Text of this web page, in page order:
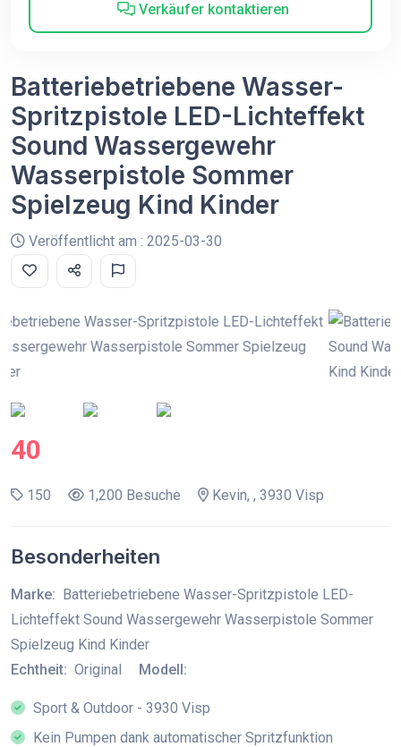
Verkäufer kontaktieren
Batteriebetriebene Wasser-
Spritzpistole LED-Lichteffekt
Sound Wassergewehr
Wasserpistole Sommer
Spielzeug Kind Kinder
Veröffentlicht am : 2025-03-30
40
150 1,200 Besuche Kevin, , 3930 Visp
Besonderheiten
Marke: Batteriebetriebene Wasser-Spritzpistole LED-
Lichteffekt Sound Wassergewehr Wasserpistole Sommer
Spielzeug Kind Kinder
Echtheit: Original Modell:
Sport & Outdoor - 3930 Visp
Kein Pumpen dank automatischer Spritzfunktion